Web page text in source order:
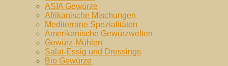
ASIA Gewürze
Afrikanische Mischungen
Mediterrane Spezialitäten
Amerikanische Gewürzwelten
Gewürz-Mühlen
Salat-Essig und Dressings
Bio Gewürze